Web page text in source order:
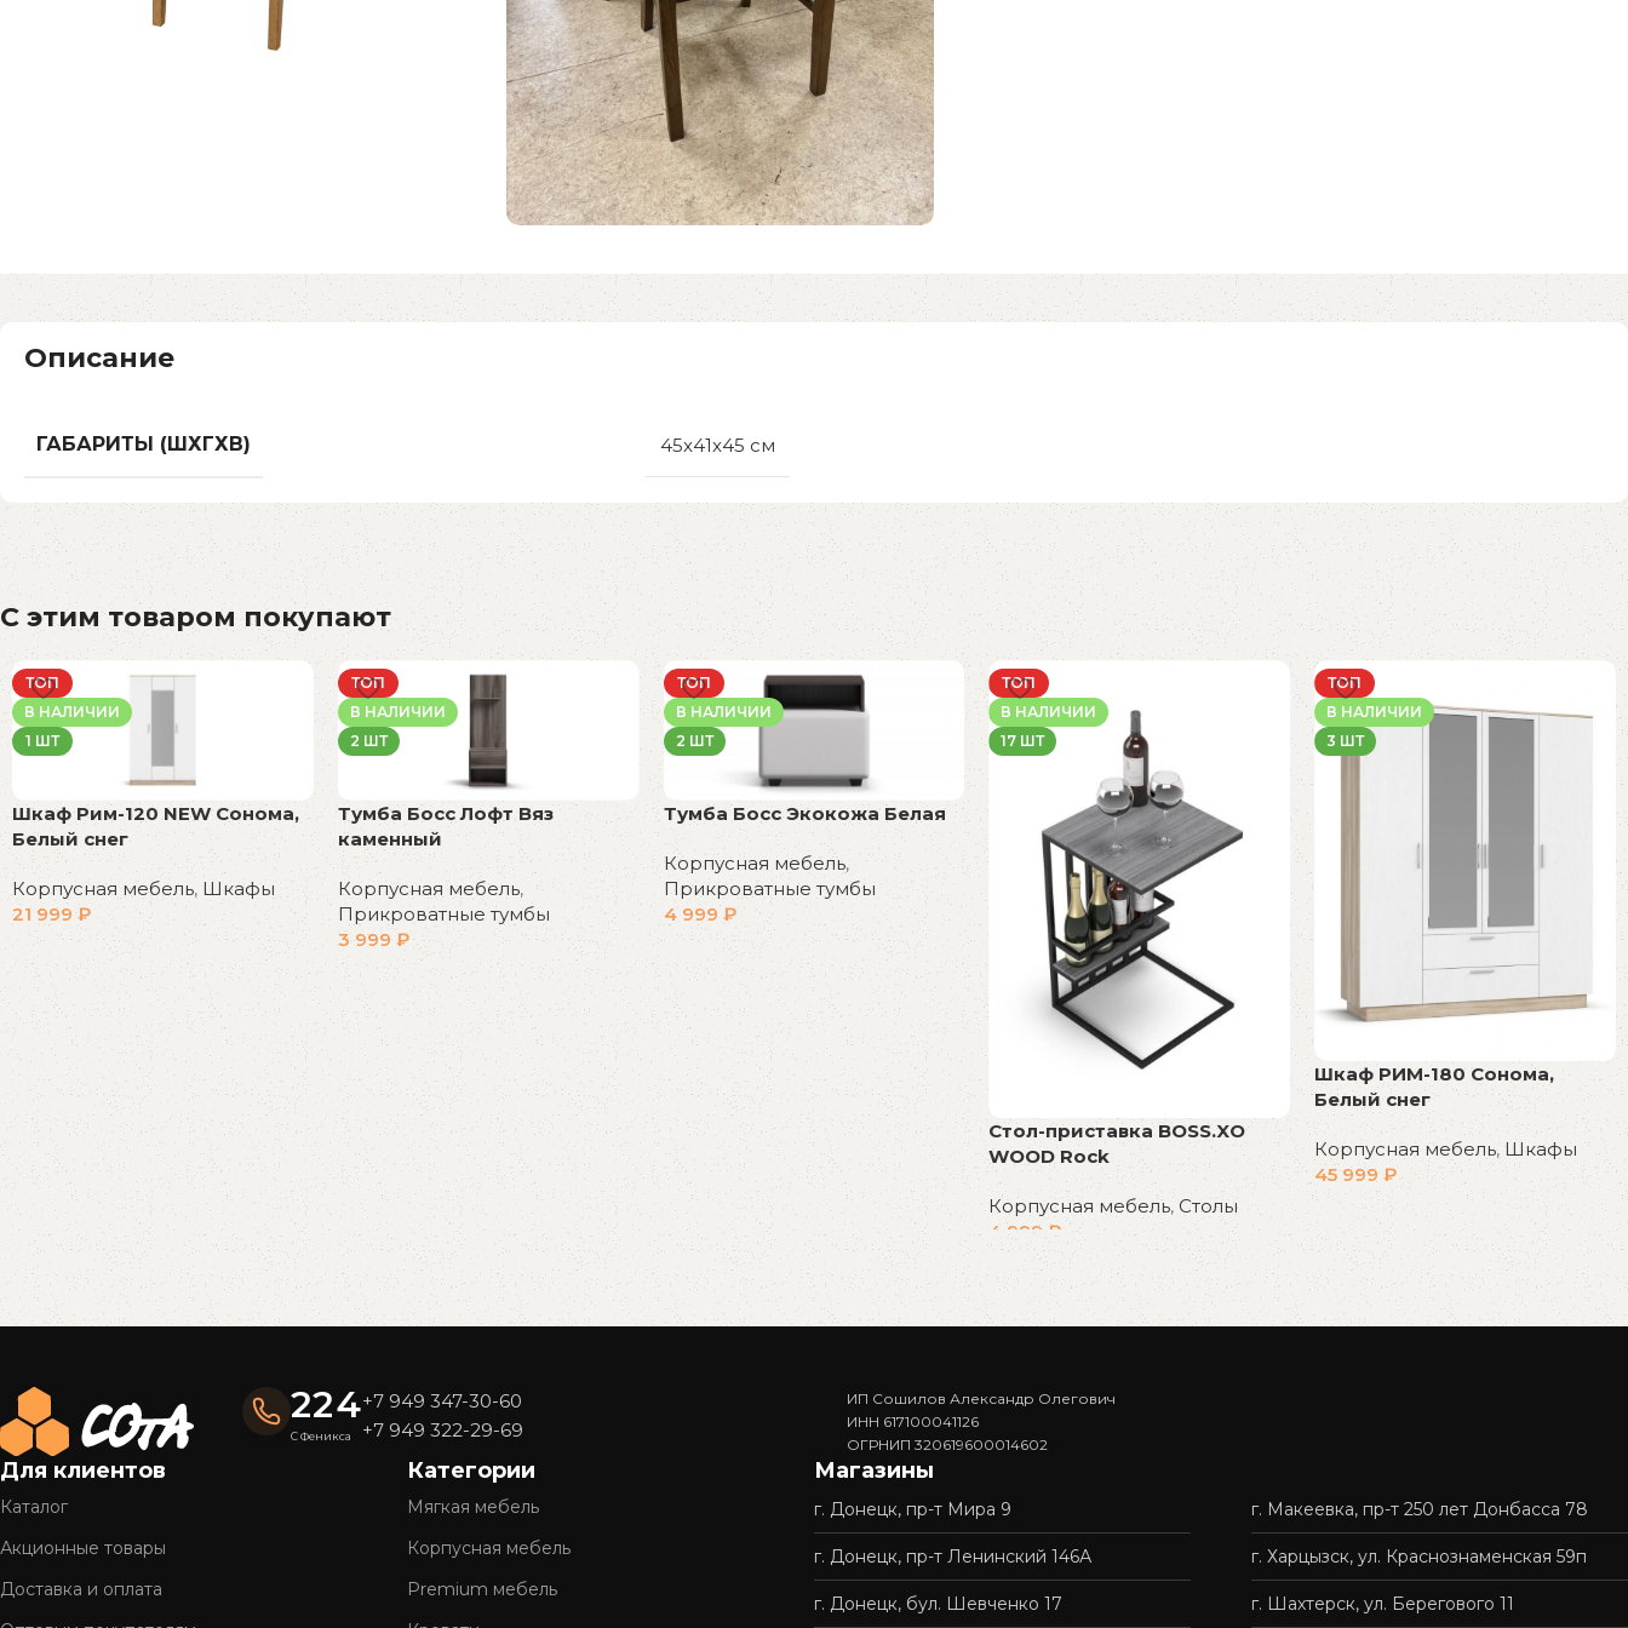
Описание
ГАБАРИТЫ (ШХГХВ) 45x41x45 см
С этим товаром покупают
ТОП
В НАЛИЧИИ
1 ШТ
Шкаф Рим-120 NEW Сонома,
Белый снег
Корпусная мебель, Шкафы
21 999₽
В корзину
ТОП
В НАЛИЧИИ
2 ШТ
Тумба Босс Лофт Вяз
каменный
Корпусная мебель,
Прикроватные тумбы
3 999₽
В корзину
ТОП
В НАЛИЧИИ
2 ШТ
Тумба Босс Экокожа Белая
Корпусная мебель,
Прикроватные тумбы
4 999₽
В корзину
ТОП
В НАЛИЧИИ
17 ШТ
Стол-приставка BOSS.XO
WOOD Rock
Корпусная мебель, Столы
4 999₽
В корзину
ТОП
В НАЛИЧИИ
3 ШТ
Шкаф РИМ-180 Сонома,
Белый снег
Корпусная мебель,Шкафы
45 999₽
В корзину
Read More
224
С Феникса
+7 949 347-30-60
+7 949 322-29-69
ИП Сошилов Александр Олегович
ИНН 617100041126
ОГРНИП 320619600014602
Для клиентов
Каталог
Акционные товары
Доставка и оплата
Категории
Мягкая мебель
Корпусная мебель
Premium мебель
Магазины
г. Донецк, пр-т Мира 9
г. Донецк, пр-т Ленинский 146А
г. Донецк, бул. Шевченко 17
г. Макеевка, пр-т 250 лет Донбасса 78
г. Харцызск, ул. Краснознаменская 59п
г. Шахтерск, ул. Берегового 11